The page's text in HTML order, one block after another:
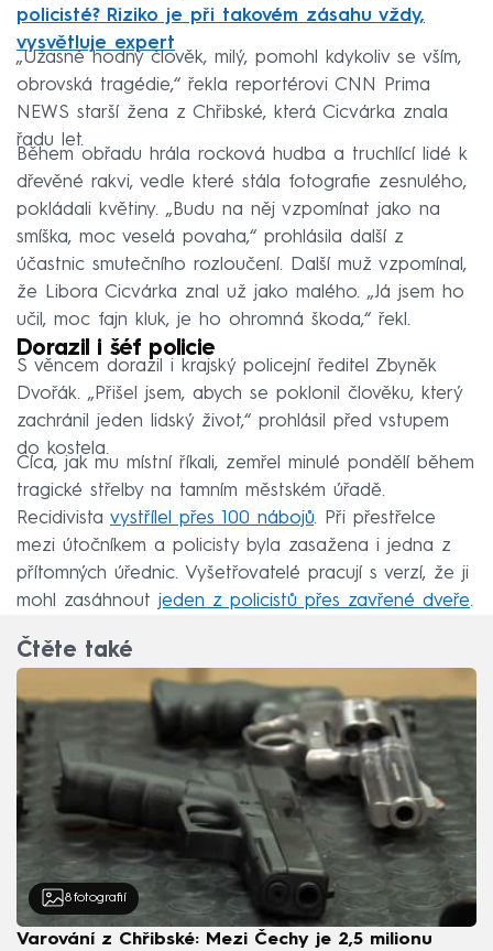
policisté? Riziko je při takovém zásahu vždy,
vysvětluje expert
„Úžasně hodný člověk, milý, pomohl kdykoliv se vším,
obrovská tragédie,“ řekla reportérovi CNN Prima
NEWS starší žena z Chřibské, která Cicvárka znala
řadu let.
Během obřadu hrála rocková hudba a truchlící lidé k
dřevěné rakvi, vedle které stála fotografie zesnulého,
pokládali květiny. „Budu na něj vzpomínat jako na
smíška, moc veselá povaha,“ prohlásila další z
účastnic smutečního rozloučení. Další muž vzpomínal,
že Libora Cicvárka znal už jako malého. „Já jsem ho
učil, moc fajn kluk, je ho ohromná škoda,“ řekl.
Dorazil i šéf policie
S věncem dorazil i krajský policejní ředitel Zbyněk
Dvořák. „Přišel jsem, abych se poklonil člověku, který
zachránil jeden lidský život,“ prohlásil před vstupem
do kostela.
Cíca, jak mu místní říkali, zemřel minulé pondělí během
tragické střelby na tamním městském úřadě.
Recidivista vystřílel přes 100 nábojů. Při přestřelce
mezi útočníkem a policisty byla zasažena i jedna z
přítomných úřednic. Vyšetřovatelé pracují s verzí, že ji
mohl zasáhnout jeden z policistů přes zavřené dveře.
Čtěte také
8 fotografií
Varování z Chřibské: Mezi Čechy je 2,5 milionu